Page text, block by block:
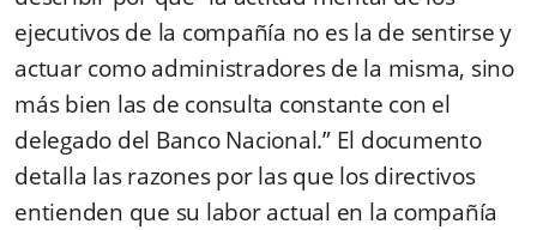
ejecutivos de la compañía no es la de sentirse y
actuar como administradores de la misma, sino
más bien las de consulta constante con el
delegado del Banco Nacional.” El documento
detalla las razones por las que los directivos
entienden que su labor actual en la compañía